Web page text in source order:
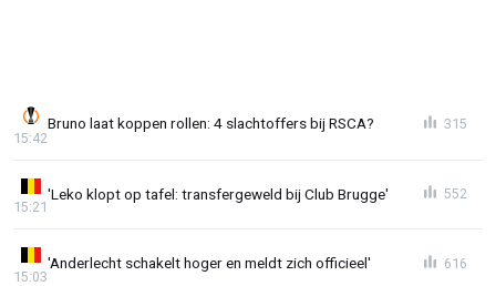
Bruno laat koppen rollen: 4 slachtoffers bij RSCA?
15:42
315
'Leko klopt op tafel: transfergeweld bij Club Brugge'
15:21
552
'Anderlecht schakelt hoger en meldt zich officieel'
15:03
616